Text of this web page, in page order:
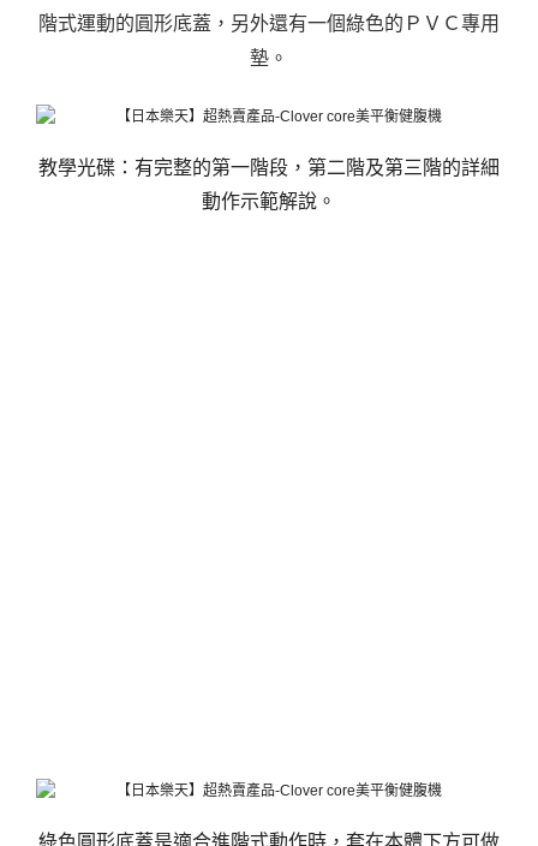
階式運動的圓形底蓋，另外還有一個綠色的ＰＶＣ專用
墊。
教學光碟：有完整的第一階段，第二階及第三階的詳細
動作示範解說。
綠色圓形底蓋是適合進階式動作時，套在本體下方可做